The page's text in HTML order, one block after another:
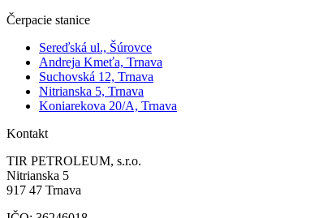
Čerpacie stanice
Sereďská ul., Šúrovce
Andreja Kmeťa, Trnava
Suchovská 12, Trnava
Nitrianska 5, Trnava
Koniarekova 20/A, Trnava
Kontakt
TIR PETROLEUM, s.r.o.
Nitrianska 5
917 47 Trnava